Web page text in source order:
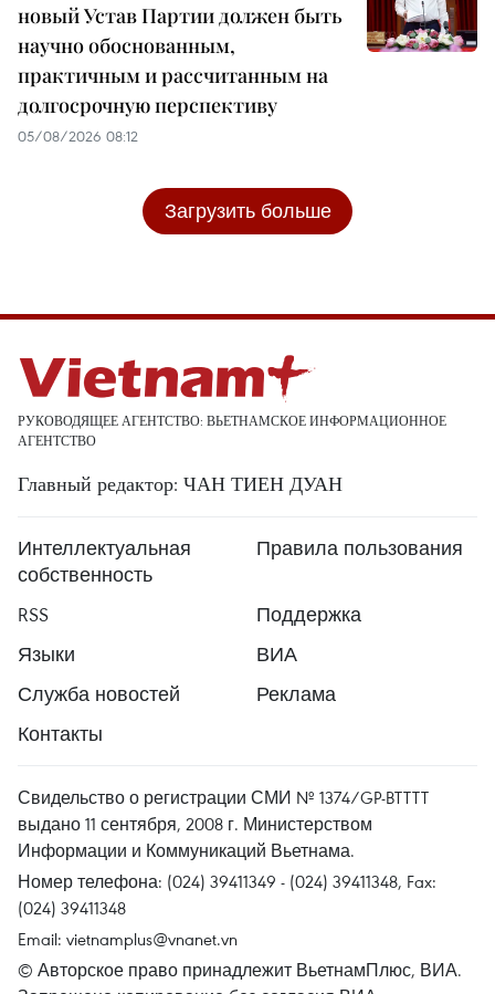
новый Устав Партии должен быть
научно обоснованным,
практичным и рассчитанным на
долгосрочную перспективу
05/08/2026 08:12
Загрузить больше
РУКОВОДЯЩЕЕ АГЕНТСТВО: ВЬЕТНАМСКОЕ ИНФОРМАЦИОННОЕ
АГЕНТСТВО
Главный редактор: ЧАН ТИЕН ДУАН
Интеллектуальная
собственность
Правила пользования
RSS
Поддержка
Языки
ВИА
Служба новостей
Реклама
Контакты
Свидельство о регистрации СМИ № 1374/GP-BTTTT
выдано 11 сентября, 2008 г. Министерством
Информации и Коммуникаций Вьетнама.
Номер телефона: (024) 39411349 - (024) 39411348, Fax:
(024) 39411348
Email: vietnamplus@vnanet.vn
© Авторское право принадлежит ВьетнамПлюс, ВИА.